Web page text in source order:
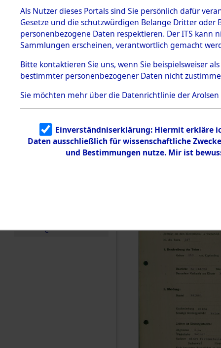
mente
5. Verschiedenes
5.3
Todesmärsche
5.3.1 Alliierte
Erhebungen
zu
Todesmärsch
en
5.3.2
Identifizierun
g
5.3.3
Todesmärsch
e
zur
Roding,
zwischen
km)
Leben
0004
Als Nutzer dieses Portals sind Sie persönlich dafür
Gesetze und die schutzwürdigen Belange Dritter
personenbezogene Daten respektieren. Der ITS
Sammlungen erscheinen, verantwortlich gemacht
Bitte kontaktieren Sie uns, wenn Sie beispielsweiser
bestimmter personenbezogener Daten nicht
Sie möchten mehr über die Datenrichtlinie der Arolsen
Einverständniserklärung: Hiermit erkläre
Daten ausschließlich für wissenschaftliche
und Bestimmungen nutze. Mir ist